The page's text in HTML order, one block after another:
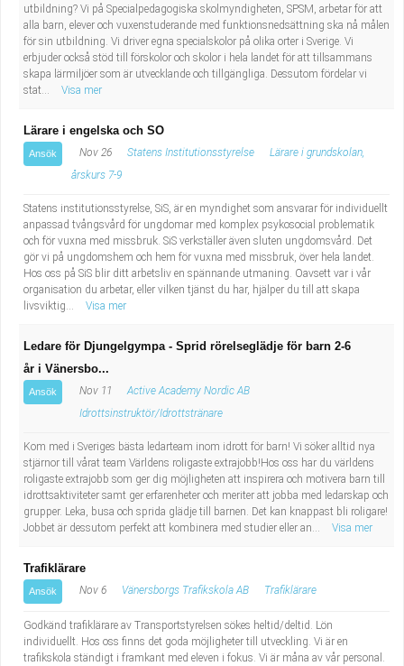
utbildning? Vi på Specialpedagogiska skolmyndigheten, SPSM, arbetar för att
alla barn, elever och vuxenstuderande med funktionsnedsättning ska nå målen
för sin utbildning. Vi driver egna specialskolor på olika orter i Sverige. Vi
erbjuder också stöd till förskolor och skolor i hela landet för att tillsammans
skapa lärmiljöer som är utvecklande och tillgängliga. Dessutom fördelar vi
stat...
Visa mer
Lärare i engelska och SO
Ansök Nov 26 Statens Institutionsstyrelse
Lärare i grundskolan,
årskurs 7-9
Statens institutionsstyrelse, SiS, är en myndighet som ansvarar för individuellt
anpassad tvångsvård för ungdomar med komplex psykosocial problematik
och för vuxna med missbruk. SiS verkställer även sluten ungdomsvård. Det
gör vi på ungdomshem och hem för vuxna med missbruk, över hela landet.
Hos oss på SiS blir ditt arbetsliv en spännande utmaning. Oavsett var i vår
organisation du arbetar, eller vilken tjänst du har, hjälper du till att skapa
livsviktig...
Visa mer
Ledare för Djungelgympa - Sprid rörelseglädje för barn 2-6
år i Vänersbo...
Ansök Nov 11
Active Academy Nordic AB
Idrottsinstruktör/Idrottstränare
Kom med i Sveriges bästa ledarteam inom idrott för barn! Vi söker alltid nya
stjärnor till vårat team Världens roligaste extrajobb!Hos oss har du världens
roligaste extrajobb som ger dig möjligheten att inspirera och motivera barn till
idrottsaktiviteter samt ger erfarenheter och meriter att jobba med ledarskap och
grupper. Leka, busa och sprida glädje till barnen. Det kan knappast bli roligare!
Jobbet är dessutom perfekt att kombinera med studier eller an...
Visa mer
Trafiklärare
Ansök Nov 6 Vänersborgs Trafikskola AB Trafiklärare
Godkänd trafiklärare av Transportstyrelsen sökes heltid/deltid. Lön
individuellt. Hos oss finns det goda möjligheter till utveckling. Vi är en
trafikskola ständigt i framkant med eleven i fokus. Vi är måna av vår personal.